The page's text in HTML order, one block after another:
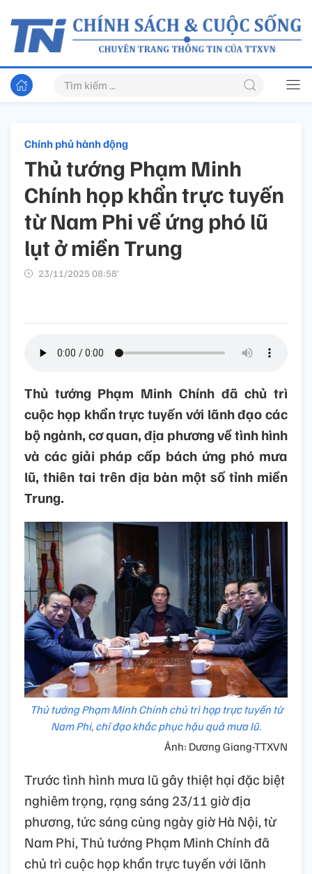
Chính phủ hành động
Thủ tướng Phạm Minh
Chính họp khẩn trực tuyến
từ Nam Phi về ứng phó lũ
lụt ở miền Trung
23/11/2025 08:58’
Thủ tướng Phạm Minh Chính đã chủ trì
cuộc họp khẩn trực tuyến với lãnh đạo các
bộ ngành, cơ quan, địa phương về tình hình
và các giải pháp cấp bách ứng phó mưa
lũ, thiên tai trên địa bàn một số tỉnh miền
Trung.
Thủ tướng Phạm Minh Chính chủ trì họp trực tuyến từ
Nam Phi, chỉ đạo khắc phục hậu quả mưa lũ.
Ảnh: Dương Giang-TTXVN
Trước tình hình mưa lũ gây thiệt hại đặc biệt
nghiêm trọng, rạng sáng 23/11 giờ địa
phương, tức sáng cùng ngày giờ Hà Nội, từ
Nam Phi, Thủ tướng Phạm Minh Chính đã
chủ trì cuộc họp khẩn trực tuyến với lãnh